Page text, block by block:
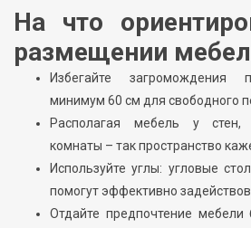
На что
размещении
Избегайте загромождения
минимум 60 см для свободного
Располагая мебель у стен,
комнаты – так пространство
Используйте углы: угловые
помогут эффективно
Отдайте предпочтение